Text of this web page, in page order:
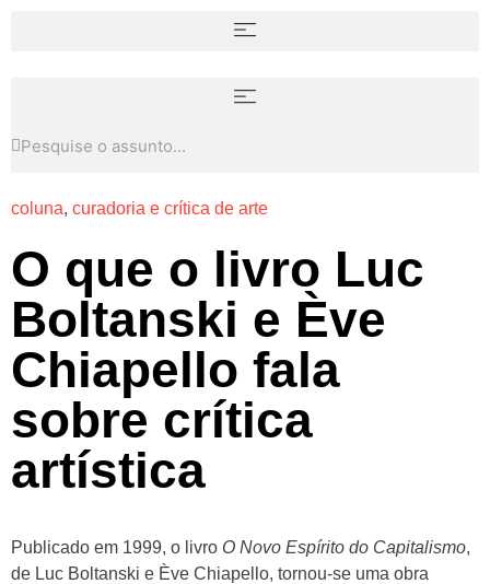
coluna, curadoria e crítica de arte
O que o livro Luc
Boltanski e Ève
Chiapello fala
sobre crítica
artística
Publicado em 1999, o livro O Novo Espírito do Capitalismo,
de Luc Boltanski e Ève Chiapello, tornou-se uma obra